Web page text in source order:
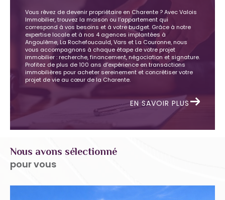
Vous rêvez de devenir propriétaire en Charente ? Avec Valois
Immobilier, trouvez la maison ou l’appartement qui
correspond à vos besoins et à votre budget. Grâce à notre
expertise locale et à nos 4 agences implantées à
Angoulême, La Rochefoucauld, Vars et La Couronne, nous
vous accompagnons à chaque étape de votre projet
immobilier : recherche, financement, négociation et signature.
Profitez de plus de 100 ans d’expérience en transactions
immobilières pour acheter sereinement et concrétiser votre
projet de vie au cœur de la Charente.
EN SAVOIR PLUS
Nous avons sélectionné
pour vous